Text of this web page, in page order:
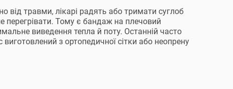
від травми, лікарі радять або тримати суглоб
перегрівати. Тому є бандаж на плечовий
виведення тепла й поту. Останній часто
з ортопедичної сітки або неопрену